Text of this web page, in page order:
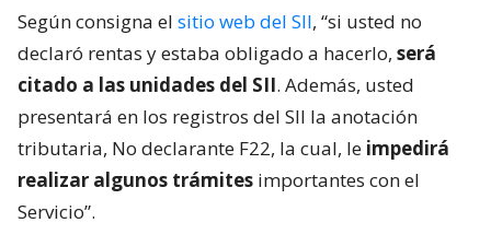
Según consigna el sitio web del SII, “si usted no
declaró rentas y estaba obligado a hacerlo, será
citado a las unidades del SII. Además, usted
presentará en los registros del SII la anotación
tributaria, No declarante F22, la cual, le impedirá
realizar algunos trámites importantes con el
Servicio”.